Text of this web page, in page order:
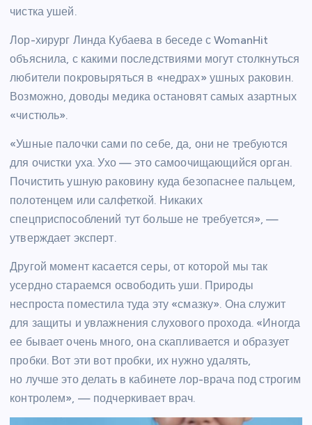
чистка ушей.
Лор-хирург Линда Кубаева в беседе с WomanHit
объяснила, с какими последствиями могут столкнуться
любители покровыряться в «недрах» ушных раковин.
Возможно, доводы медика остановят самых азартных
«чистюль».
«Ушные палочки сами по себе, да, они не требуются
для очистки уха. Ухо — это самоочищающийся орган.
Почистить ушную раковину куда безопаснее пальцем,
полотенцем или салфеткой. Никаких
спецприспособлений тут больше не требуется», —
утверждает эксперт.
Другой момент касается серы, от которой мы так
усердно стараемся освободить уши. Природы
неспроста поместила туда эту «смазку». Она служит
для защиты и увлажнения слухового прохода. «Иногда
ее бывает очень много, она скапливается и образует
пробки. Вот эти вот пробки, их нужно удалять,
но лучше это делать в кабинете лор-врача под строгим
контролем», — подчеркивает врач.